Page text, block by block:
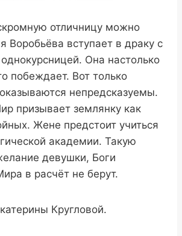
отличницу можно
Воробьёва вступает в драку с
Она настолько
побеждает. Вот только
непредсказуемы.
призывает землянку как
Жене предстоит учиться
академии. Такую
девушки, Боги
в расчёт не берут.
Кругловой.